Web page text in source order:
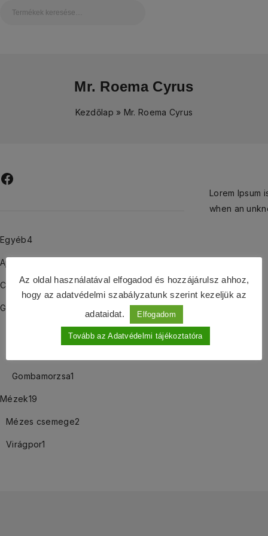
Mr. Roema Cyrus
Kezdőlap » Mr. Roema Cyrus
Lorem Ipsum
when an
Egyéb4
Ajándékcsomagok
Csipkebogyós termékek9
Gombás termékek
Gomba őrlemény 14
Gombamorzsa1
Mézek19
Mézes csemege2
Virágpor1
Az oldal használatával elfogadod és hozzájárulsz ahhoz,
hogy az adatvédelmi szabályzatunk szerint kezeljük az
adataidat.
Elfogadom
Tovább az Adatvédelmi tájékoztatóra